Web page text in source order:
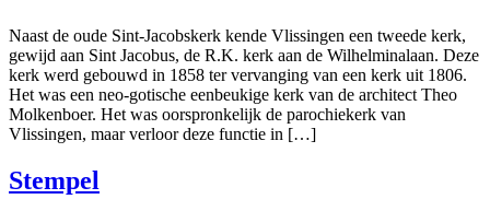
Naast de oude Sint-Jacobskerk kende Vlissingen een tweede kerk,
gewijd aan Sint Jacobus, de R.K. kerk aan de Wilhelminalaan. Deze
kerk werd gebouwd in 1858 ter vervanging van een kerk uit 1806.
Het was een neo-gotische eenbeukige kerk van de architect Theo
Molkenboer. Het was oorspronkelijk de parochiekerk van
Vlissingen, maar verloor deze functie in […]
Stempel